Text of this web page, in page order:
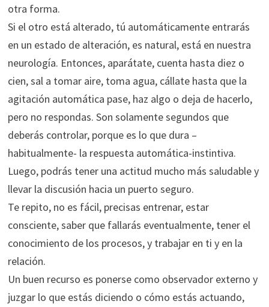
otra forma.
Si el otro está alterado, tú automáticamente entrarás
en un estado de alteración, es natural, está en nuestra
neurología. Entonces, aparátate, cuenta hasta diez o
cien, sal a tomar aire, toma agua, cállate hasta que la
agitación automática pase, haz algo o deja de hacerlo,
pero no respondas. Son solamente segundos que
deberás controlar, porque es lo que dura –
habitualmente- la respuesta automática-instintiva.
Luego, podrás tener una actitud mucho más saludable y
llevar la discusión hacia un puerto seguro.
Te repito, no es fácil, precisas entrenar, estar
consciente, saber que fallarás eventualmente, tener el
conocimiento de los procesos, y trabajar en ti y en la
relación.
Un buen recurso es ponerse como observador externo y
juzgar lo que estás diciendo o cómo estás actuando,